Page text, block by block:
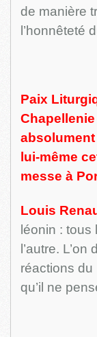
de manière
l’honnêteté
Paix
lui-même
messe à
Louis
léonin :
l’autre.
réactions du
qu’il ne